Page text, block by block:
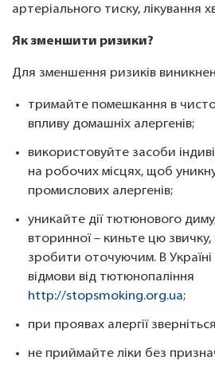
артеріального тиску, лікування
Як зменшити ризики?
Для зменшення ризиків
тримайте помешкання в
впливу домашніх алергенів;
використовуйте засоби
на робочих місцях, щоб
промислових алергенів;
уникайте дії тютюнового
вторинної – киньте цю
зробити оточуючим. В Україні
відмови від тютюнопаління
http://stopsmoking.org.ua;
при проявах алергії
не приймайте ліки без